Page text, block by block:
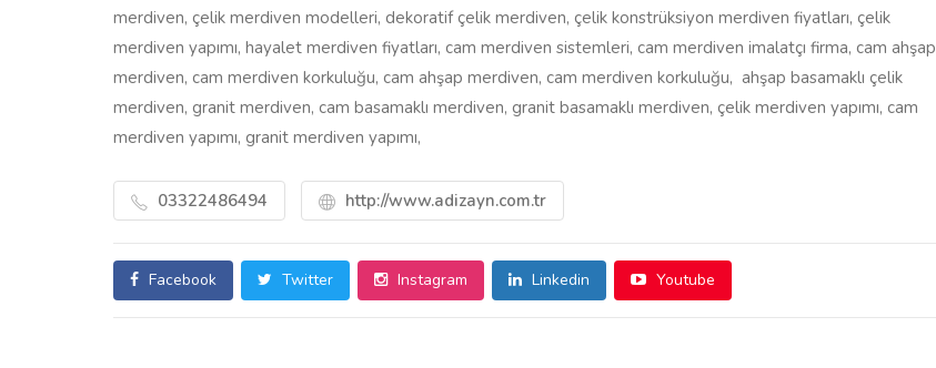
merdiven, çelik merdiven modelleri, dekoratif çelik merdiven, çelik konstrüksiyon merdiven fiyatları, çelik
merdiven yapımı, hayalet merdiven fiyatları, cam merdiven sistemleri, cam merdiven imalatçı firma, cam ahşap
merdiven, cam merdiven korkuluğu, cam ahşap merdiven, cam merdiven korkuluğu, ahşap basamaklı çelik
merdiven, granit merdiven, cam basamaklı merdiven, granit basamaklı merdiven, çelik merdiven yapımı, cam
merdiven yapımı, granit merdiven yapımı,
03322486494 http://www.adizayn.com.tr
Facebook Twitter Instagram Linkedin Youtube